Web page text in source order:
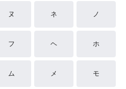
ヌ ネ ノ
フ ヘ ホ
ム メ モ